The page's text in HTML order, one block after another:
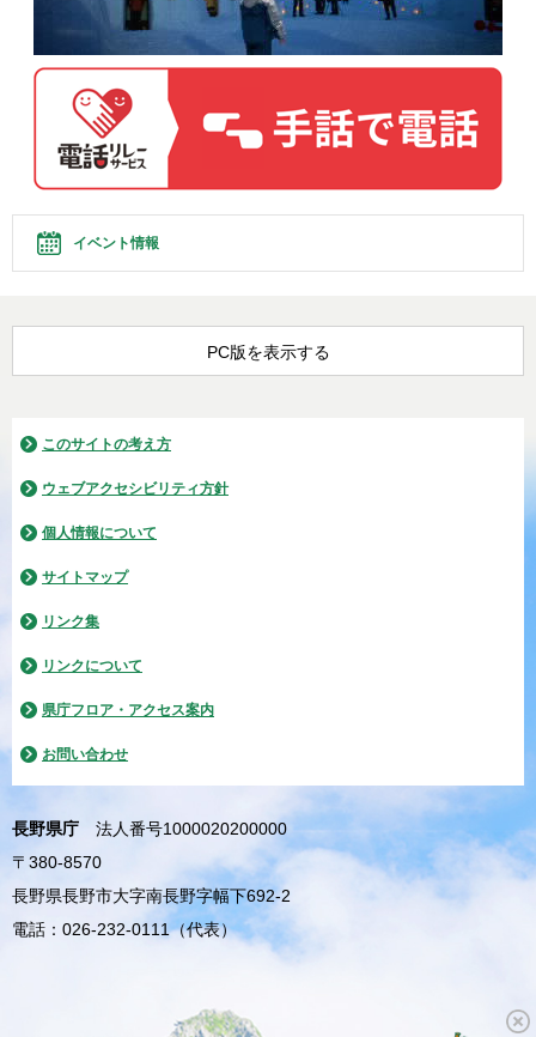
イベント情報
PC版を表示する
このサイトの考え方
ウェブアクセシビリティ方針
個人情報について
サイトマップ
リンク集
リンクについて
県庁フロア・アクセス案内
お問い合わせ
長野県庁
法人番号1000020200000
〒380-8570
長野県長野市大字南長野字幅下692-2
電話：026-232-0111（代表）